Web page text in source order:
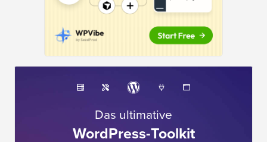
Das ultimative
WordPress-Toolkit